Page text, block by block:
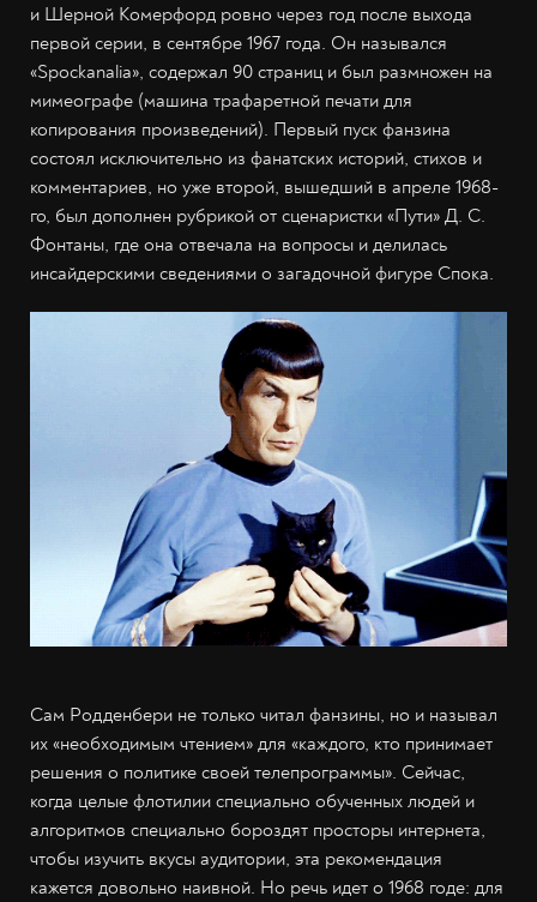
и Шерной Комерфорд ровно через год после выхода
первой серии, в сентябре 1967 года. Он назывался
«Spockanalia», содержал 90 страниц и был размножен на
мимеографе (машина трафаретной печати для
копирования произведений). Первый пуск фанзина
состоял исключительно из фанатских историй, стихов и
комментариев, но уже второй, вышедший в апреле 1968-
го, был дополнен рубрикой от сценаристки «Пути» Д. С.
Фонтаны, где она отвечала на вопросы и делилась
инсайдерскими сведениями о загадочной фигуре Спока.
Сам Родденбери не только читал фанзины, но и называл
их «необходимым чтением» для «каждого, кто принимает
решения о политике своей телепрограммы». Сейчас,
когда целые флотилии специально обученных людей и
алгоритмов специально бороздят просторы интернета,
чтобы изучить вкусы аудитории, эта рекомендация
кажется довольно наивной. Но речь идет о 1968 годе: для